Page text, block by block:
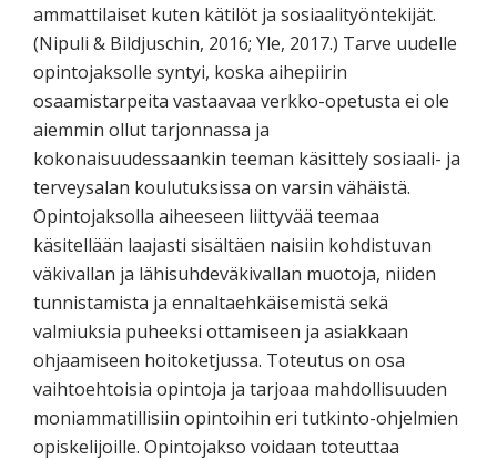
ammattilaiset kuten kätilöt ja sosiaalityöntekijät.
(Nipuli & Bildjuschin, 2016; Yle, 2017.) Tarve uudelle
opintojaksolle syntyi, koska aihepiirin
osaamistarpeita vastaavaa verkko-opetusta ei ole
aiemmin ollut tarjonnassa ja
kokonaisuudessaankin teeman käsittely sosiaali- ja
terveysalan koulutuksissa on varsin vähäistä.
Opintojaksolla aiheeseen liittyvää teemaa
käsitellään laajasti sisältäen naisiin kohdistuvan
väkivallan ja lähisuhdeväkivallan muotoja, niiden
tunnistamista ja ennaltaehkäisemistä sekä
valmiuksia puheeksi ottamiseen ja asiakkaan
ohjaamiseen hoitoketjussa. Toteutus on osa
vaihtoehtoisia opintoja ja tarjoaa mahdollisuuden
moniammatillisiin opintoihin eri tutkinto-ohjelmien
opiskelijoille. Opintojakso voidaan toteuttaa